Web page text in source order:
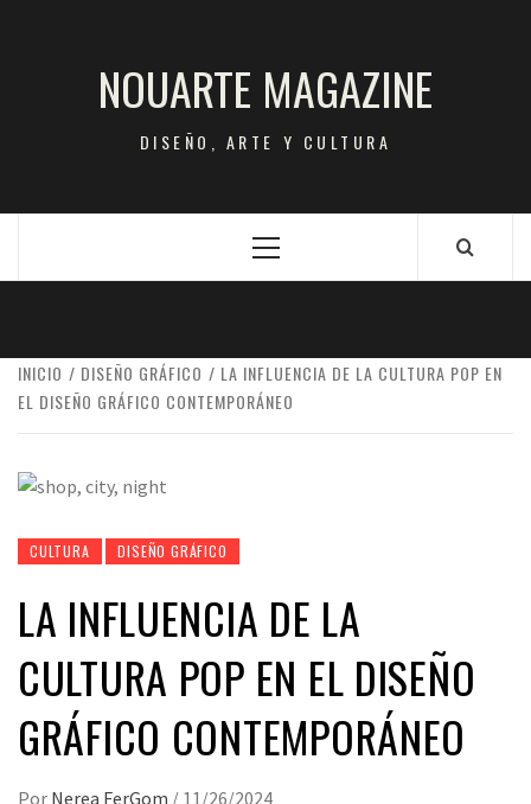
NOUARTE MAGAZINE
DISEÑO, ARTE Y CULTURA
Menú
INICIO DISEÑO GRÁFICO
LA INFLUENCIA DE LA CULTURA POP EN
EL DISEÑO GRÁFICO CONTEMPORÁNEO
CULTURA DISEÑO GRÁFICO
LA INFLUENCIA DE LA
CULTURA POP EN EL DISEÑO
GRÁFICO CONTEMPORÁNEO
Por Nerea FerGom / 11/26/2024